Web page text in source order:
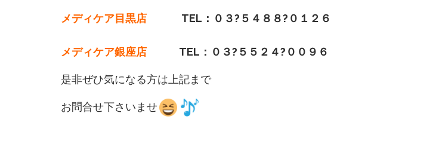
メディケア目黒店 TEL：０３?５４８８?０１２６
メディケア銀座店 TEL：０３?５５２４?００９６
是非ぜひ気になる方は上記まで
お問合せ下さいませ